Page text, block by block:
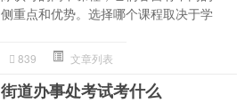
侧重点和优势。选择哪个课程取决于学
839 文章列表
街道办事处考试考什么